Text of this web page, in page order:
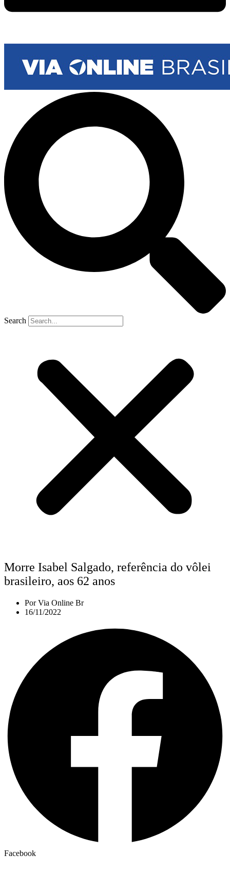
Search
Morre Isabel Salgado, referência do vôlei
brasileiro, aos 62 anos
PorVia Online Br
16/11/2022
Facebook